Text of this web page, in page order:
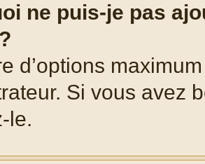
ne puis-je pas
d’options
Si vous avez
le.